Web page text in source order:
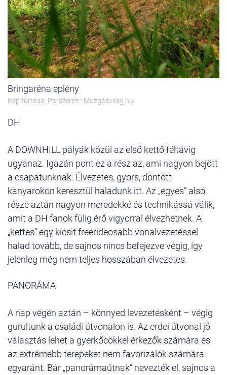
Bringaréna eplény
Kép forrása: Paraferee - Mozgásvilág.hu
DH
A DOWNHILL pályák közül az első kettő féltávig
ugyanaz. Igazán pont ez a rész az, ami nagyon bejött
a csapatunknak. Élvezetes, gyors, döntött
kanyarokon keresztül haladunk itt. Az „egyes” alsó
része aztán nagyon meredekké és technikássá válik,
amit a DH fanok fülig érő vigyorral élvezhetnek. A
„kettes” egy kicsit freerideosabb vonalvezetéssel
halad tovább, de sajnos nincs befejezve végig, így
jelenleg még nem teljes hosszában élvezetes.
PANORÁMA
A nap végén aztán – könnyed levezetésként – végig
gurultunk a családi útvonalon is. Az erdei útvonal jó
választás lehet a gyerkőcökkel érkezők számára és
az extrémebb terepeket nem favorizálók számára
egyaránt. Bár „panorámaútnak” nevezték el, sajnos a